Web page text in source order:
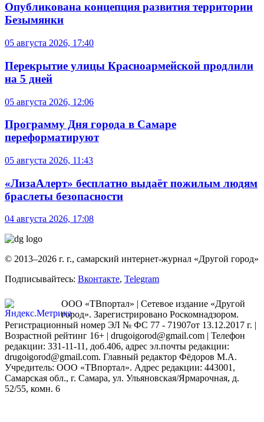
Опубликована концепция развития территории
Безымянки
05 августа 2026, 17:40
Перекрытие улицы Красноармейской продлили
на 5 дней
05 августа 2026, 12:06
Программу Дня города в Самаре
переформатируют
05 августа 2026, 11:43
«ЛизаАлерт» бесплатно выдаёт пожилым людям
браслеты безопасности
04 августа 2026, 17:08
© 2013–2026 г. г., самарский интернет-журнал «Другой город»
Подписывайтесь: Вконтакте, Telegram
ООО «ТВпортал» | Сетевое издание «Другой
город». Зарегистрировано Роскомнадзором.
Регистрационный номер ЭЛ № ФС 77 - 71907от 13.12.2017 г. |
Возрастной рейтинг 16+ | drugoigorod@gmail.com | Телефон
редакции: 331-11-11, доб.406, адрес эл.почты редакции:
drugoigorod@gmail.com. Главный редактор Фёдоров М.А.
Учредитель: ООО «ТВпортал». Адрес редакции: 443001,
Самарская обл., г. Самара, ул. Ульяновская/Ярмарочная, д.
52/55, комн. 6